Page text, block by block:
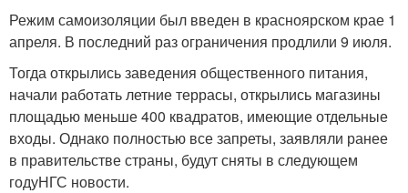
Режим самоизоляции был введен в красноярском крае 1
апреля. В последний раз ограничения продлили 9 июля.
Тогда открылись заведения общественного питания,
начали работать летние террасы, открылись магазины
площадью меньше 400 квадратов, имеющие отдельные
входы. Однако полностью все запреты, заявляли ранее
в правительстве страны, будут сняты в следующем
годуНГС новости.